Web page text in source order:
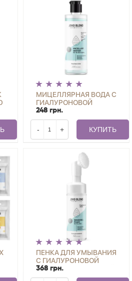
МИЦЕЛЛЯРНАЯ ВОДА С
ГИАЛУРОНОВОЙ
КИСЛОТОЙ JOKO
BLEND 200 МЛ
248 грн.
- + КУПИТЬ
ПЕНКА ДЛЯ УМЫВАНИЯ
С ГИАЛУРОНОВОЙ
КИСЛОТОЙ ДЛЯ СУХОЙ
КОЖИ JOKO BLEND 150
368 грн.